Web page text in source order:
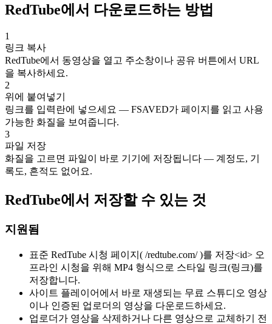
RedTube에서 다운로드하는 방법
1
링크 복사
RedTube에서 동영상을 열고 주소창이나 공유 버튼에서 URL
을 복사하세요.
2
위에 붙여넣기
링크를 입력란에 넣으세요 — FSAVED가 페이지를 읽고 사용
가능한 화질을 보여줍니다.
3
파일 저장
화질을 고르면 파일이 바로 기기에 저장됩니다 — 계정도, 기
록도, 흔적도 없어요.
RedTube에서 저장할 수 있는 것
지원됨
표준 RedTube 시청 페이지( /redtube.com/ )를 저장<id> 오
프라인 시청을 위해 MP4 형식으로 스타일 링크(링크)를
저장합니다.
사이트 플레이어에서 바로 재생되는 무료 스튜디오 영상
이나 인증된 업로더의 영상을 다운로드하세요.
업로더가 영상을 삭제하거나 다른 영상으로 교체하기 전